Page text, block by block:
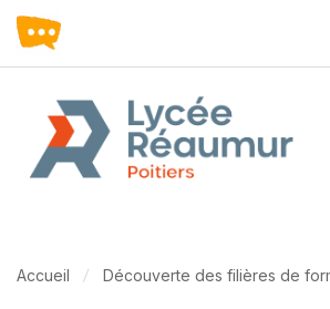
Accueil Découverte des filières de